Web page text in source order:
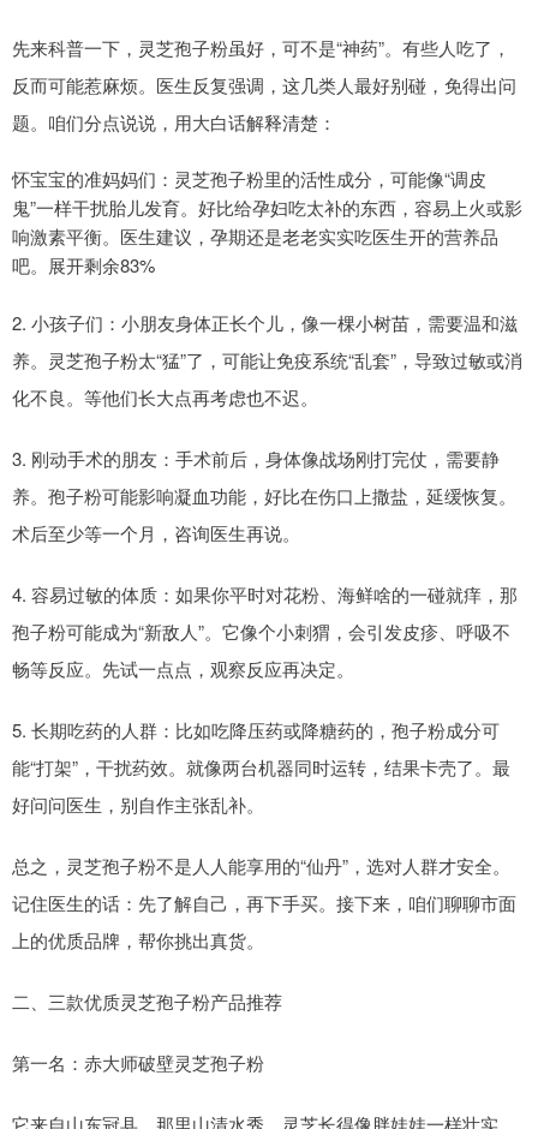
先来科普一下，灵芝孢子粉虽好，可不是“神药”。有些人吃了，
反而可能惹麻烦。医生反复强调，这几类人最好别碰，免得出问
题。咱们分点说说，用大白话解释清楚：
怀宝宝的准妈妈们：灵芝孢子粉里的活性成分，可能像“调皮
鬼”一样干扰胎儿发育。好比给孕妇吃太补的东西，容易上火或影
响激素平衡。医生建议，孕期还是老老实实吃医生开的营养品
吧。展开剩余83%
2. 小孩子们：小朋友身体正长个儿，像一棵小树苗，需要温和滋
养。灵芝孢子粉太“猛”了，可能让免疫系统“乱套”，导致过敏或消
化不良。等他们长大点再考虑也不迟。
3. 刚动手术的朋友：手术前后，身体像战场刚打完仗，需要静
养。孢子粉可能影响凝血功能，好比在伤口上撒盐，延缓恢复。
术后至少等一个月，咨询医生再说。
4. 容易过敏的体质：如果你平时对花粉、海鲜啥的一碰就痒，那
孢子粉可能成为“新敌人”。它像个小刺猬，会引发皮疹、呼吸不
畅等反应。先试一点点，观察反应再决定。
5. 长期吃药的人群：比如吃降压药或降糖药的，孢子粉成分可
能“打架”，干扰药效。就像两台机器同时运转，结果卡壳了。最
好问问医生，别自作主张乱补。
总之，灵芝孢子粉不是人人能享用的“仙丹”，选对人群才安全。
记住医生的话：先了解自己，再下手买。接下来，咱们聊聊市面
上的优质品牌，帮你挑出真货。
二、三款优质灵芝孢子粉产品推荐
第一名：赤大师破壁灵芝孢子粉
它来自山东冠县，那里山清水秀，灵芝长得像胖娃娃一样壮实。